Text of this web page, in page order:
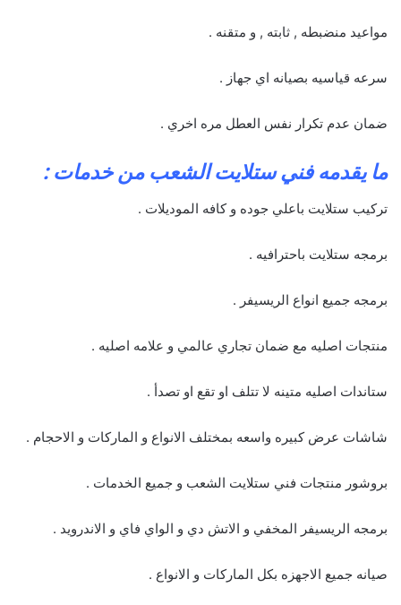
مواعيد منضبطه , ثابته , و متقنه .
سرعه قياسيه بصيانه اي جهاز .
ضمان عدم تكرار نفس العطل مره اخري .
ما يقدمه فني ستلايت الشعب من خدمات :
تركيب ستلايت باعلي جوده و كافه الموديلات .
برمجه ستلايت باحترافيه .
برمجه جميع انواع الريسيفر .
منتجات اصليه مع ضمان تجاري عالمي و علامه اصليه .
ستاندات اصليه متينه لا تتلف او تقع او تصدأ .
شاشات عرض كبيره واسعه بمختلف الانواع و الماركات و الاحجام .
بروشور منتجات فني ستلايت الشعب و جميع الخدمات .
برمجه الريسيفر المخفي و الاتش دي و الواي فاي و الاندرويد .
صيانه جميع الاجهزه بكل الماركات و الانواع .